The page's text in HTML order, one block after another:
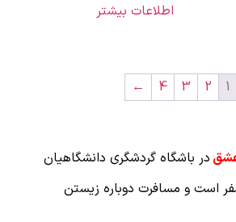
اطلاعات بیشتر
1
2
3
4
←
در باشگاه گردشگری دانشگاهیان
است و مسافرت دوباره زیستن